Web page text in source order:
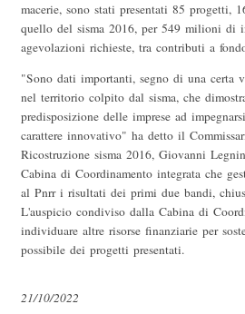
macerie, sono stati presentati 85 progetti,
quello del sisma 2016, per 549 milioni di
agevolazioni richieste, tra contributi a
"Sono dati importanti, segno di una certa
nel territorio colpito dal sisma, che
predisposizione delle imprese ad
carattere innovativo" ha detto il
Ricostruzione sisma 2016, Giovanni
Cabina di Coordinamento integrata che
al Pnrr i risultati dei primi due bandi,
L'auspicio condiviso dalla Cabina di
individuare altre risorse finanziarie per
possibile dei progetti presentati.
21/10/2022